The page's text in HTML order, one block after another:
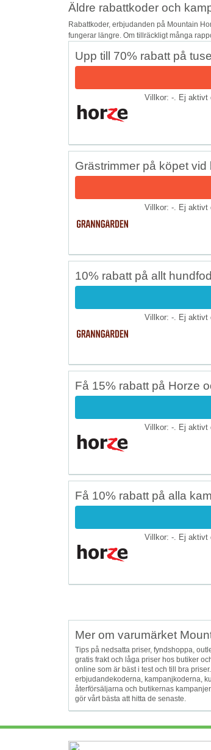
Äldre rabattkoder och
Rabattkoder, erbjudanden på Mountain
fungerar längre. Om tillräckligt många
Upp till 70% rabatt på
Villkor: -. Ej aktivt
Grästrimmer på köpet
Villkor: -. Ej aktivt
10% rabatt på allt
Villkor: -. Ej aktivt
Få 15% rabatt på Horze
Villkor: -. Ej aktivt
Få 10% rabatt på alla
Villkor: -. Ej aktivt
Mer om varumärket
Tips på nedsatta priser, fyndshoppa,
gratis frakt och låga priser hos butiker
online som är bäst i test och till bra
erbjudandekoderna, kampanjkoderna,
återförsäljarna och butikernas
gör vårt bästa att hitta de senaste.